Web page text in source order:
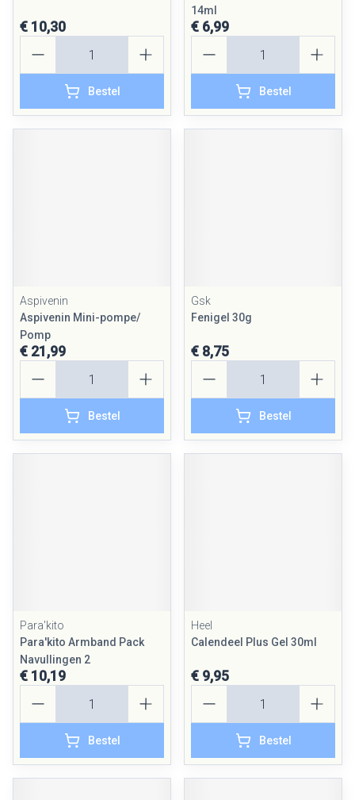
€ 10,30
Bestel
14ml
€ 6,99
Bestel
Aspivenin
Aspivenin Mini-pompe/
Pomp
€ 21,99
Bestel
Gsk
Fenigel 30g
€ 8,75
Bestel
Para'kito
Para'kito Armband Pack
Navullingen 2
€ 10,19
Bestel
Heel
Calendeel Plus Gel 30ml
€ 9,95
Bestel